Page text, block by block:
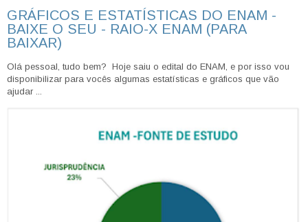
GRÁFICOS E ESTATÍSTICAS DO ENAM -
BAIXE O SEU - RAIO-X ENAM (PARA
BAIXAR)
Olá pessoal, tudo bem? Hoje saiu o edital do ENAM, e por isso vou
disponibilizar para vocês algumas estatísticas e gráficos que vão
ajudar ...